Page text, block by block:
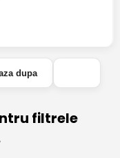
dupa
filtrele